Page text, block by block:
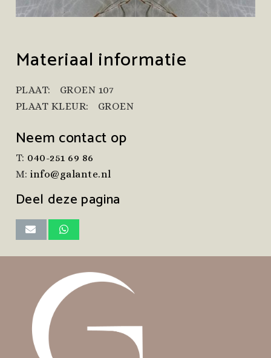
Materiaal informatie
PLAAT:
GROEN 107
PLAAT KLEUR:
GROEN
Neem contact op
T: 040-251 69 86
M:info@galante.nl
Deel deze pagina